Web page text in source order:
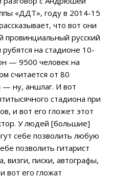
«ДДТ», году в 2014-15
что вот они
провинциальный русский
на стадионе 10-
— 9500 человек на
считается от 80
— ну, аншлаг. И вот
стадиона при
и вот его гложет этот
У людей [большие]
себе позволить любую
позволить гитарист
визги, писки, автографы,
вот его гложат